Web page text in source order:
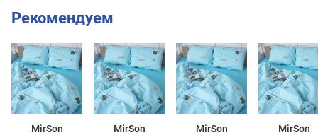
Рекомендуем
MirSon
MirSon
MirSon
MirSon